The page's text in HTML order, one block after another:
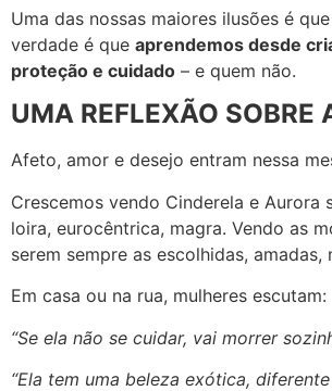
Uma das nossas maiores ilusões é
verdade é que aprendemos desde
proteção e cuidado – e quem não.
UMA REFLEXÃO SOBRE
Afeto, amor e desejo entram nessa
Crescemos vendo Cinderela e Aurora
loira, eurocêntrica, magra. Vendo as
serem sempre as escolhidas, amadas,
Em casa ou na rua, mulheres escutam:
“Se ela não se cuidar, vai morrer
“Ela tem uma beleza exótica,